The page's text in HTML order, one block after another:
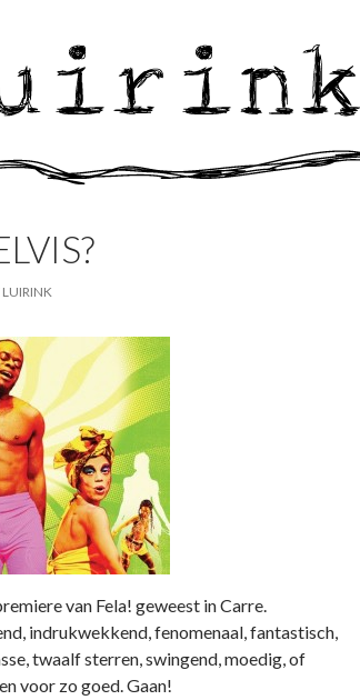
LUIRINK
van Fela! geweest in Carre.
indrukwekkend, fenomenaal, fantastisch,
twaalf sterren, swingend, moedig, of
voor zo goed. Gaan!